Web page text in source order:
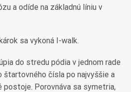
a odíde na základnú líniu v
sa vykoná I-walk.
do stredu pódia v jednom rade
štartovného čísla po najvyššie a
postoje. Porovnáva sa symetria,